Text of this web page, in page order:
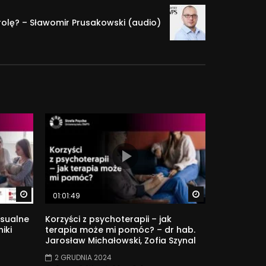
oraz umiejętności niezbędne do pełnienia
– Sławomir Prusakowski (audio)
Watch Later Watch Later
01:01:49
Korzyści z psychoterapii – jak
terapia może mi pomóc? – dr hab.
Jarosław Michałowski, Zofia Szynal
2 GRUDNIA 2024